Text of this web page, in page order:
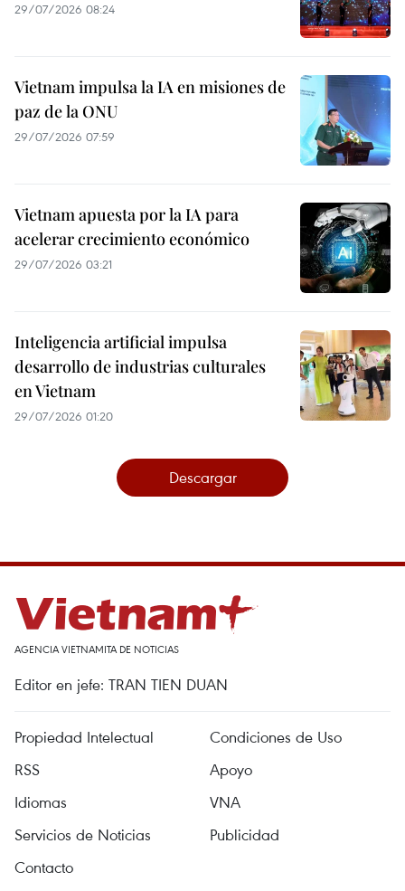
29/07/2026 08:24
Vietnam impulsa la IA en misiones de
paz de la ONU
29/07/2026 07:59
Vietnam apuesta por la IA para
acelerar crecimiento económico
29/07/2026 03:21
Inteligencia artificial impulsa
desarrollo de industrias culturales
en Vietnam
29/07/2026 01:20
Descargar
AGENCIA VIETNAMITA DE NOTICIAS
Editor en jefe: TRAN TIEN DUAN
Propiedad Intelectual
Condiciones de Uso
RSS
Apoyo
Idiomas
VNA
Servicios de Noticias
Publicidad
Contacto